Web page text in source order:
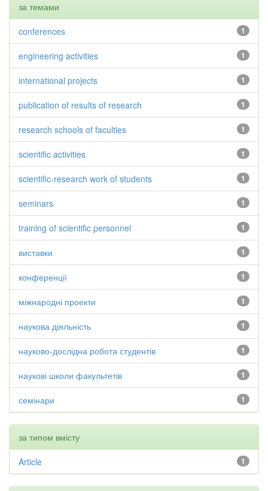
за темами
1
conferences
1
engineering activities
1
international projects
1
publication of results of research
1
research schools of faculties
1
scientific activities
1
scientific-research work of students
1
seminars
1
training of scientific personnel
1
виставки
1
конференції
1
міжнародні проекти
1
наукова діяльність
1
науково-дослідна робота студентів
1
наукові школи факультетів
1
семінари
за типом вмісту
1
Article